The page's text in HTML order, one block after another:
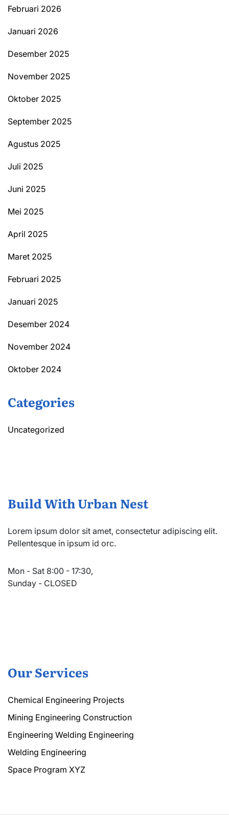
Februari 2026
Januari 2026
Desember 2025
November 2025
Oktober 2025
September 2025
Agustus 2025
Juli 2025
Juni 2025
Mei 2025
April 2025
Maret 2025
Februari 2025
Januari 2025
Desember 2024
November 2024
Oktober 2024
Categories
Uncategorized
Build With Urban Nest
Lorem ipsum dolor sit amet, consectetur adipiscing elit.
Pellentesque in ipsum id orc.
Mon - Sat 8:00 - 17:30,
Sunday - CLOSED
Our Services
Chemical Engineering Projects
Mining Engineering Construction
Engineering Welding Engineering
Welding Engineering
Space Program XYZ